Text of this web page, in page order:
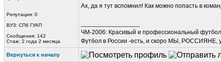
Репутация: 0
ВУЗ: СПб ГУАП
Сообщения: 142
Стаж: 2 года 2 месяца
Ах, да я тут вспомнил! Как можно попасть в
ЧМ-2006: Красивый и профессиональный
Футбол в России -есть, и скоро МЫ, РОССИЯНЕ,
Вернуться к началу